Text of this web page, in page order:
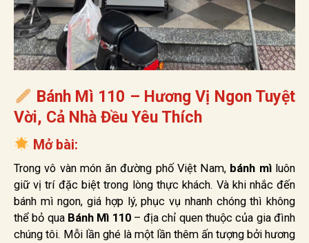
Bánh Mì 110 – Hương Vị Ngon Tuyệt
Vời, Cả Nhà Đều Yêu Thích
Mở bài:
Trong vô vàn món ăn đường phố Việt Nam, bánh mìluôn
giữ vị trí đặc biệt trong lòng thực khách. Và khi nhắc đến
bánh mì ngon, giá hợp lý, phục vụ nhanh chóng thì không
thể bỏ qua Bánh Mì 110– địa chỉ quen thuộc của gia đình
chúng tôi. Mỗi lần ghé là một lần thêm ấn tượng bởi hương